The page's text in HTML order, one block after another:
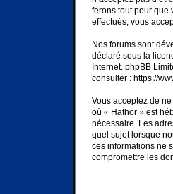
ferons tout pour que
effectués, vous
Nos forums sont
déclaré sous la
Internet. phpBB
consulter : https://
Vous acceptez de
où « Hathor » est
nécessaire. Les
quel sujet lorsque
ces informations ne
compromettre les